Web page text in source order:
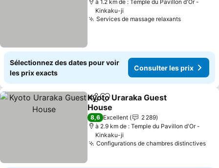
à 1.2 km de : Temple du Pavillon d'Or -
Kinkaku-ji
Services de massage relaxants
Sélectionnez des dates pour voir
les prix exacts
Consulter les prix
PartagerAjouter à mes favoris
Kyoto Uraraka Guest
House
8,6 Excellent
2 289
à 2.9 km de : Temple du Pavillon d'Or -
Kinkaku-ji
Configurations de chambres distinctives